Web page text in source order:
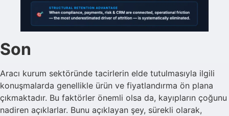
Son
Aracı kurum sektöründe tacirlerin elde tutulmasıyla ilgili
konuşmalarda genellikle ürün ve fiyatlandırma ön plana
çıkmaktadır. Bu faktörler önemli olsa da, kayıpların çoğunu
nadiren açıklarlar. Bunu açıklayan şey, sürekli olarak,